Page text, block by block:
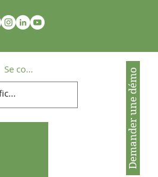
Demander une démo
Se connecter